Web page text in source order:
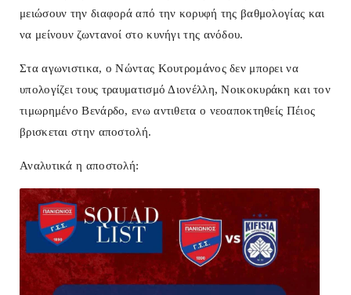
μειώσουν την διαφορά από την κορυφή της βαθμολογίας και
να μείνουν ζωντανοί στο κυνήγι της ανόδου.
Στα αγωνιστικα, ο Νώντας Κουτρομάνος δεν μπορει να
υπολογίζει τους τραυματισμό Διονέλλη, Νοικοκυράκη και τον
τιμωρημένο Βενάρδο, ενω αντιθετα ο νεοαποκτηθείς Πέιος
βρισκεται στην αποστολή.
Αναλυτικά η αποστολή: